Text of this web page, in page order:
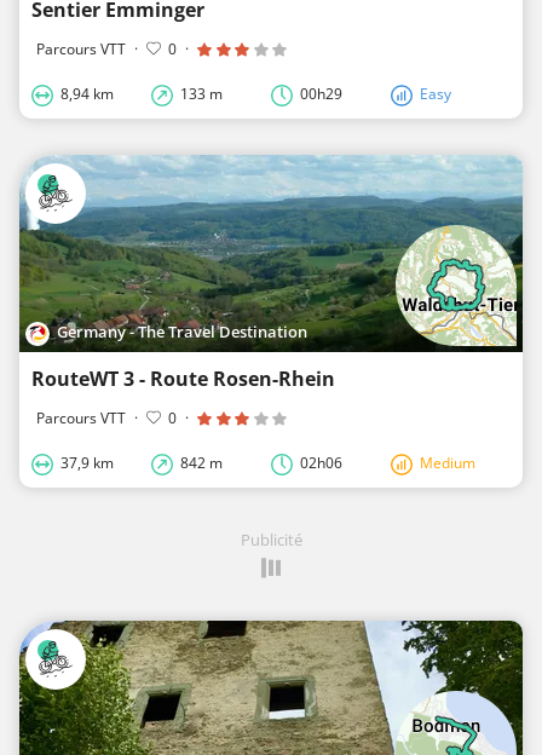
Sentier Emminger
Parcours VTT · 0 ·
8,94 km 133 m 00h29 Easy
Germany - The Travel Destination
RouteWT 3 - Route Rosen-Rhein
Parcours VTT · 0 ·
37,9 km 842 m 02h06 Medium
Publicité